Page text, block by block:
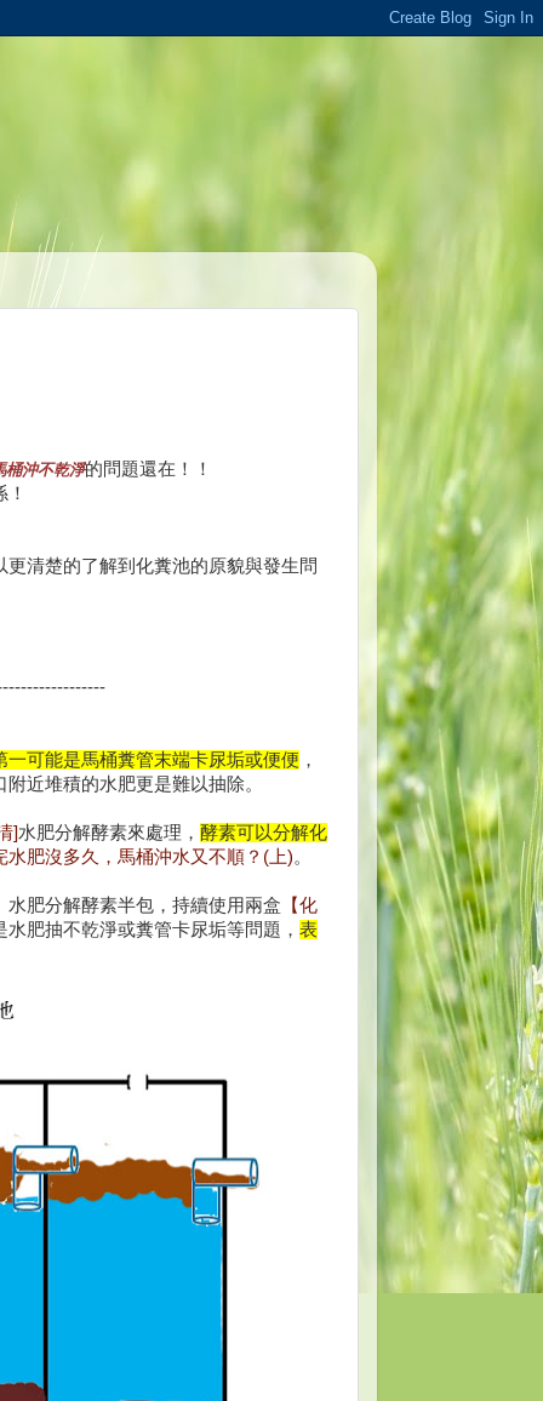
桶沖不乾淨的問題還在！！
清楚的了解到化糞池的原貌與發生問
一可能是馬桶糞管末端卡尿垢或便便 ，
近堆積的水肥更是難以抽除。
]水肥分解酵素來處理， 酵素可以分解化
水肥沒多久，馬桶沖水又不順？(上)。
水肥分解酵素半包，持續使用兩盒 【化
肥抽不乾淨或糞管卡尿垢等問題， 表